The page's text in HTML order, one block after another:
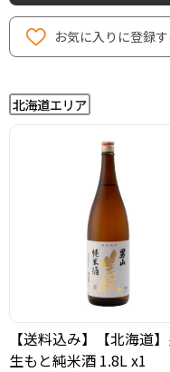
お気に入りに登録
【送料込み】【北海道
生もと純米酒 1.8L x1